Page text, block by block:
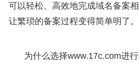
可以轻松、高效地完成域名备案
让繁琐的备案过程变得简单明了。
为什么选择www.17c.com进